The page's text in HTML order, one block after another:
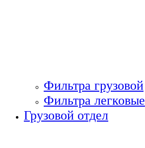
Фильтра грузовой
Фильтра легковые
Грузовой отдел